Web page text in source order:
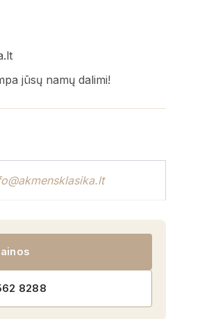
jūsų namų dalimi!
8288